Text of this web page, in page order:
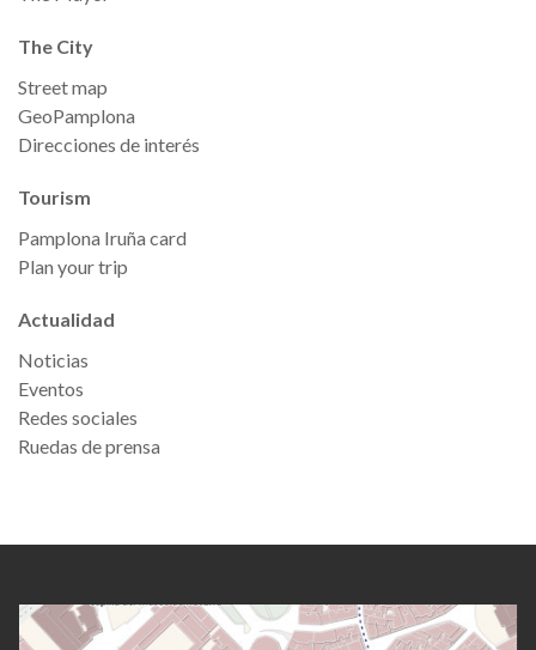
The City
Street map
GeoPamplona
Direcciones de interés
Tourism
Pamplona Iruña card
Plan your trip
Actualidad
Noticias
Eventos
Redes sociales
Ruedas de prensa